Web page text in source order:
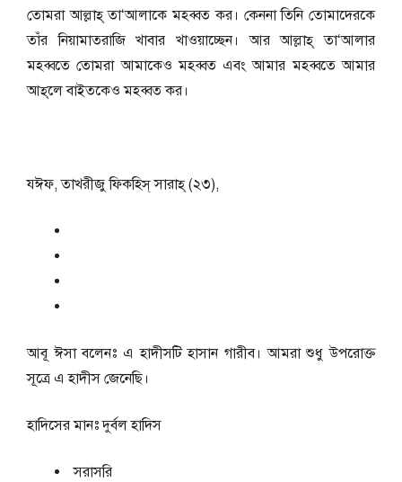
তোমরা আল্লাহ্‌ তা‘আলাকে মহব্বত কর। কেননা তিনি তোমাদেরকে
তাঁর নিয়ামাতরাজি খাবার খাওয়াচ্ছেন। আর আল্লাহ্‌ তা‘আলার
মহব্বতে তোমরা আমাকেও মহব্বত এবং আমার মহব্বতে আমার
আহ্‌লে বাইতকেও মহব্বত কর।
যঈফ, তাখরীজু ফিকহিস্‌ সারাহ্ (২৩),
আবূ ঈসা বলেনঃ এ হাদীসটি হাসান গারীব। আমরা শুধু উপরোক্ত
সূত্রে এ হাদীস জেনেছি।
হাদিসের মানঃদুর্বল হাদিস
সরাসরি